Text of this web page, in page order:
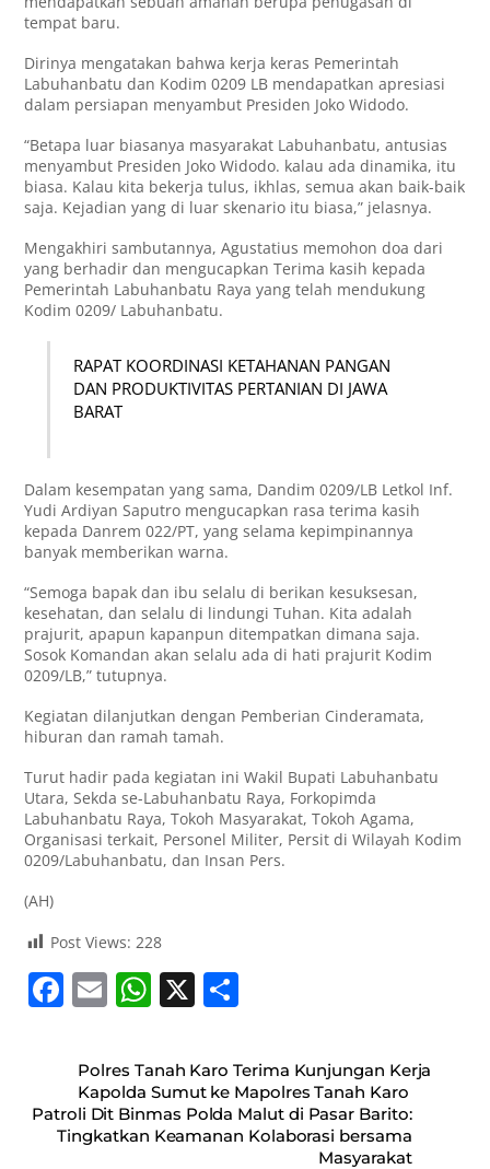
tempat baru.
Dirinya mengatakan bahwa kerja keras Pemerintah
Labuhanbatu dan Kodim 0209 LB mendapatkan apresiasi
dalam persiapan menyambut Presiden Joko Widodo.
“Betapa luar biasanya masyarakat Labuhanbatu, antusias
menyambut Presiden Joko Widodo. kalau ada dinamika, itu
biasa. Kalau kita bekerja tulus, ikhlas, semua akan baik-baik
saja. Kejadian yang di luar skenario itu biasa,” jelasnya.
Mengakhiri sambutannya, Agustatius memohon doa dari
yang berhadir dan mengucapkan Terima kasih kepada
Pemerintah Labuhanbatu Raya yang telah mendukung
Kodim 0209/ Labuhanbatu.
RAPAT KOORDINASI KETAHANAN PANGAN
DAN PRODUKTIVITAS PERTANIAN DI JAWA
BARAT
Dalam kesempatan yang sama, Dandim 0209/LB Letkol Inf.
Yudi Ardiyan Saputro mengucapkan rasa terima kasih
kepada Danrem 022/PT, yang selama kepimpinannya
banyak memberikan warna.
“Semoga bapak dan ibu selalu di berikan kesuksesan,
kesehatan, dan selalu di lindungi Tuhan. Kita adalah
prajurit, apapun kapanpun ditempatkan dimana saja.
Sosok Komandan akan selalu ada di hati prajurit Kodim
0209/LB,” tutupnya.
Kegiatan dilanjutkan dengan Pemberian Cinderamata,
hiburan dan ramah tamah.
Turut hadir pada kegiatan ini Wakil Bupati Labuhanbatu
Utara, Sekda se-Labuhanbatu Raya, Forkopimda
Labuhanbatu Raya, Tokoh Masyarakat, Tokoh Agama,
Organisasi terkait, Personel Militer, Persit di Wilayah Kodim
0209/Labuhanbatu, dan Insan Pers.
(AH)
Post Views: 228
F
c
e
b
E
ai
l
W
at
s
A
X
ar
e
Polres Tanah Karo Terima Kunjungan Kerja
Kapolda Sumut ke Mapolres Tanah Karo
Patroli Dit Binmas Polda Malut di Pasar Barito:
Tingkatkan Keamanan Kolaborasi bersama
Masyarakat